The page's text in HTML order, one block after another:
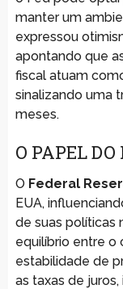
manter um
expressou
apontando que
fiscal atuam
sinalizando uma
meses.
O PAPEL
O Federal
EUA,
de suas políticas
equilíbrio entre o
estabilidade de
as taxas de